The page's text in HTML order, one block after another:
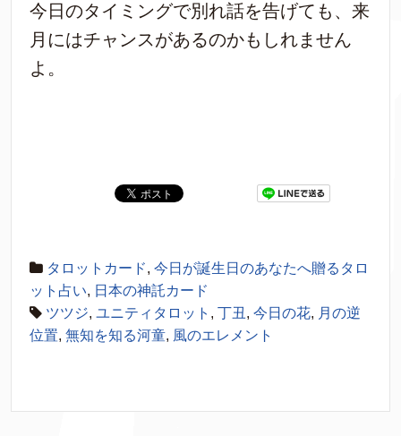
今日のタイミングで別れ話を告げても、来
月にはチャンスがあるのかもしれません
よ。
タロットカード, 今日が誕生日のあなたへ贈るタロ
ット占い, 日本の神託カード
ツツジ, ユニティタロット , 丁丑 , 今日の花, 月の逆
位置, 無知を知る河童, 風のエレメント